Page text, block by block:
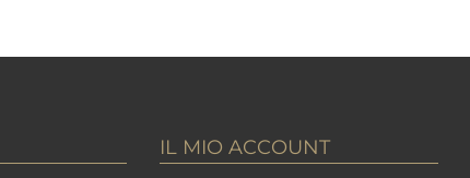
IL MIO ACCOUNT